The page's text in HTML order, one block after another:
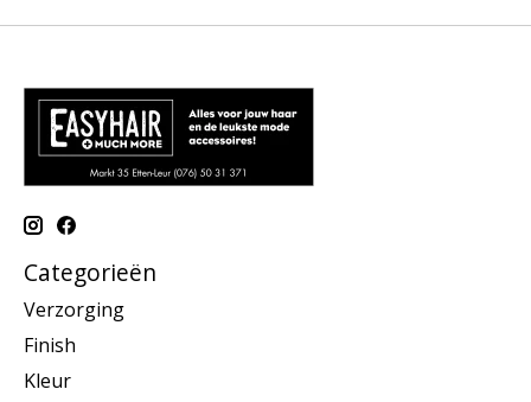
Categorieën
Verzorging
Finish
Kleur